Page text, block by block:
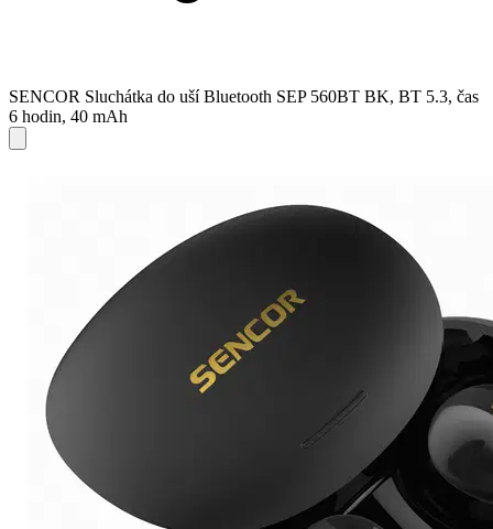
SENCOR Sluchátka do uší Bluetooth SEP 560BT BK, BT 5.3, čas
6 hodin, 40 mAh